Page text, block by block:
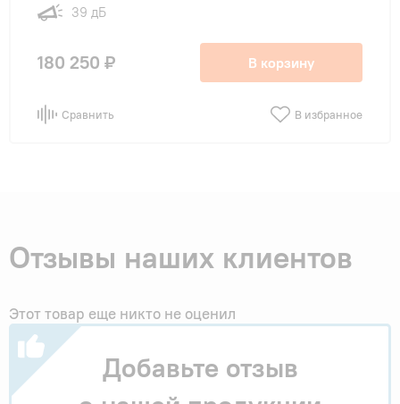
39 дБ
180 250 ₽ В корзину
Сравнить В избранное
Отзывы наших клиентов
Этот товар еще никто не оценил
Добавьте отзыв